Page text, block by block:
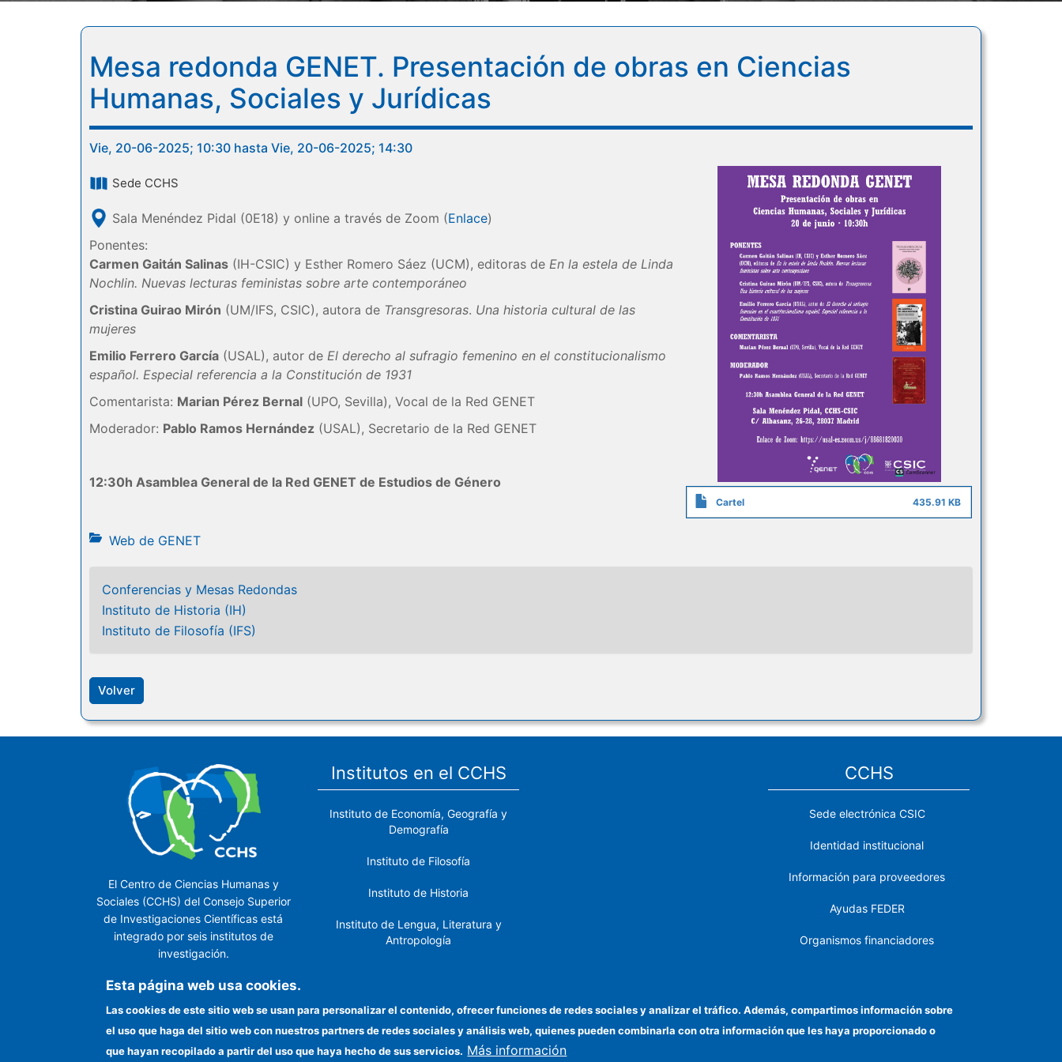
Mesa redonda GENET. Presentación de obras en Ciencias
Humanas, Sociales y Jurídicas
Vie, 20-06-2025; 10:30 hasta Vie, 20-06-2025; 14:30
Sede CCHS
Sala Menéndez Pidal (0E18) y online a través de Zoom (Enlace)
Ponentes:
Carmen Gaitán Salinas (IH-CSIC) y Esther Romero Sáez (UCM), editoras de En la estela de Linda
Nochlin. Nuevas lecturas feministas sobre arte contemporáneo
Cristina Guirao Mirón (UM/IFS, CSIC), autora de Transgresoras. Una historia cultural de las
mujeres
Emilio Ferrero García (USAL), autor de El derecho al sufragio femenino en el constitucionalismo
español. Especial referencia a la Constitución de 1931
Comentarista: Marian Pérez Bernal (UPO, Sevilla), Vocal de la Red GENET
Moderador: Pablo Ramos Hernández (USAL), Secretario de la Red GENET
12:30h Asamblea General de la Red GENET de Estudios de Género
Cartel 435.91 KB
Web de GENET
Conferencias y Mesas Redondas
Instituto de Historia (IH)
Instituto de Filosofía (IFS)
Volver
El Centro de Ciencias Humanas y
Sociales (CCHS) del Consejo Superior
de Investigaciones Científicas está
integrado por seis institutos de
investigación.
Institutos en el CCHS
Instituto de Economía, Geografía y
Demografía
Instituto de Filosofía
Instituto de Historia
Instituto de Lengua, Literatura y
Antropología
Próximo
Instituto de Políticas y Bienes
Públicos
CCHS
Sede electrónica CSIC
Identidad institucional
Información para proveedores
Ayudas FEDER
Organismos financiadores
Cómo llegar
Esta página web usa cookies.
Las cookies de este sitio web se usan para personalizar el contenido, ofrecer funciones de redes sociales y analizar el tráfico. Además, compartimos información sobre
el uso que haga del sitio web con nuestros partners de redes sociales y análisis web, quienes pueden combinarla con otra información que les haya proporcionado o
que hayan recopilado a partir del uso que haya hecho de sus servicios. Más información